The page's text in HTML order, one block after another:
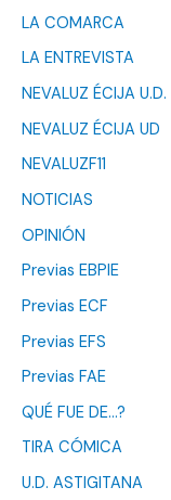
LA COMARCA
LA ENTREVISTA
NEVALUZ ÉCIJA U.D.
NEVALUZ ÉCIJA UD
NEVALUZF11
NOTICIAS
OPINIÓN
Previas EBPIE
Previas ECF
Previas EFS
Previas FAE
QUÉ FUE DE…?
TIRA CÓMICA
U.D. ASTIGITANA